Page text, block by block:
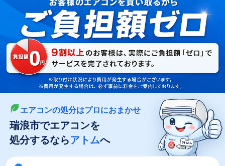
050-5482-9461
受付：24時間年中無休（通話料無料）
LINEやメールでカンタン依頼
メールで回収依頼 LINEで回収依頼
エアコンの処分はプロにおまかせ
瑞浪市でエアコンを
処分するならアトムへ